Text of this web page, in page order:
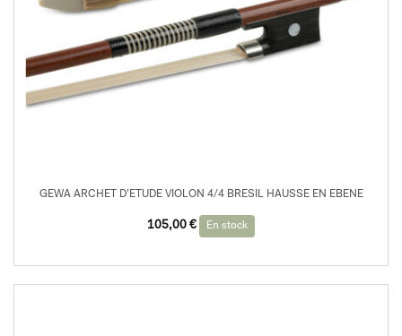
GEWA ARCHET D’ETUDE VIOLON 4/4 BRESIL HAUSSE EN EBENE
105,00 € En stock